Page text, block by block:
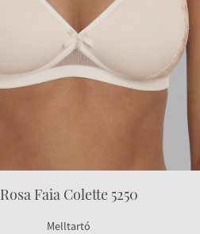
Rosa Faia Colette 5250
Melltartó